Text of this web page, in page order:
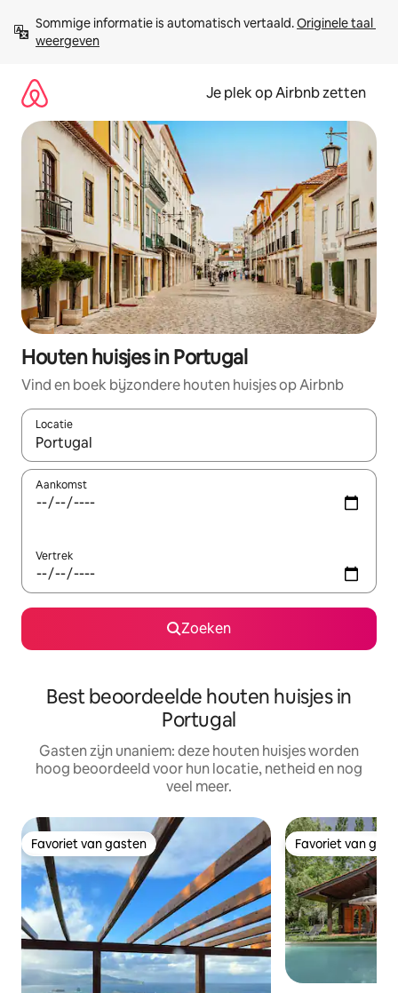
direct
naar
Sommige informatie is automatisch vertaald. Originele taal
weergeven
Je plek op Airbnb zetten
Houten huisjes in Portugal
Vind en boek bijzondere houten huisjes op Airbnb
Locatie
Wanneer er resultaten beschikbaar zijn, maak je een keuze
Aankomst
Vertrek
Zoeken
Best beoordeelde houten huisjes in
Portugal
Gasten zijn unaniem: deze houten huisjes worden
hoog beoordeeld voor hun locatie, netheid en nog
veel meer.
Favoriet van gasten
Favoriet van gasten Favoriet van
Favoriet van